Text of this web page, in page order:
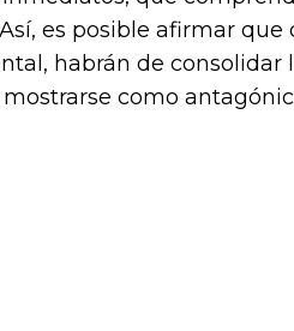
es posible afirmar
habrán de consolidar
como